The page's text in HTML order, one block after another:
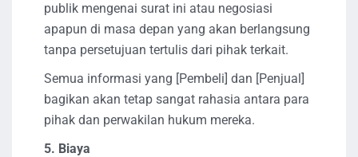
publik mengenai surat ini atau negosiasi
apapun di masa depan yang akan berlangsung
tanpa persetujuan tertulis dari pihak terkait.
Semua informasi yang [Pembeli] dan [Penjual]
bagikan akan tetap sangat rahasia antara para
pihak dan perwakilan hukum mereka.
5. Biaya